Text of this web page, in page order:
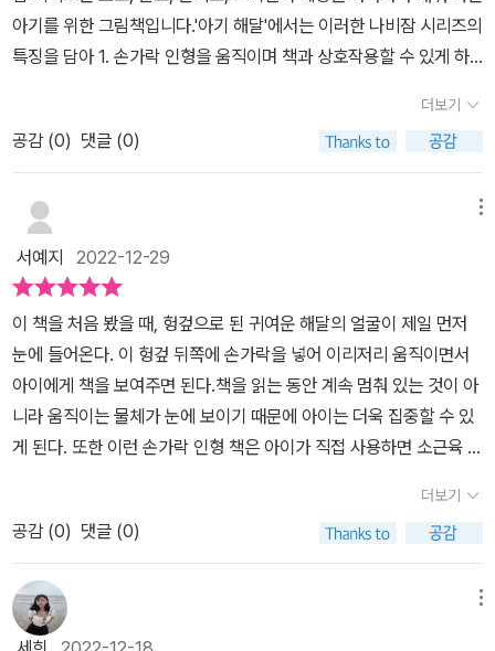
아기를 위한 그림책입니다.'아기 해달'에서는 이러한 나비잠 시리즈의
특징을 담아 1. 손가락 인형을 움직이며 책과 상호작용할 수 있게 하
으며,3. 일상적인 소재와 실제 동물의 생활을 바탕으로 사랑을 발견
할 수 있게 하였습니다.아기 해달의 즐거운 하루를 따라가며 아기 해
달의 하루는 어떨지, 해달 가족은 어떤 모습일지를 보고,아기 해달이
어떻게 행동할지 손가락 인형을 움직이며 예측해보고, 상상해보는 귀
엽고 사랑스러운 인형책입니다.'꼼지락 손가락 인형책' 시리즈는 동물
인형을 만지는 경험을 주기 때문에 아이들이 이야기 속에 푹 빠질 수
있습니다.책의 중앙에 있는 손가락 인형은 가장 마지막 페이지에 부
착되어, 표지부터 마지막 페이지까지 모든 장면에서 등장합니다.인형
을 이리저리 움직이며 수달이 어떤 행동을 할지 예측해보고, 책과 상
호작용함으로 인해서 아이들에게 재미난 경험을 줄 수 있을 거예요!!
더보기
공감 (0) 댓글 (0)
서예지 2022-12-29
이 책을 처음 봤을 때, 헝겊으로 된 귀여운 해달의 얼굴이 제일 먼저
눈에 들어온다. 이 헝겊 뒤쪽에 손가락을 넣어 이리저리 움직이면서
아이에게 책을 보여주면 된다.책을 읽는 동안 계속 멈춰 있는 것이 아
니라 움직이는 물체가 눈에 보이기 때문에 아이는 더욱 집중할 수 있
게 된다. 또한 이런 손가락 인형 책은 아이가 직접 사용하면 소근육 발
담은 것 같지만 잘 살펴보면 돌멩이로 조개를 쪼개서 먹는다든가, 떠
내려가지 않게 서로 손을 잡고 잔다든가 등 실제 해달의 특성을 잘 담
고 있어 교육적으로 도움이 된다고 생각한다.위 리뷰는 출판사로부터
제공받아 작성되었습니다.
더보기
공감 (0) 댓글 (0)